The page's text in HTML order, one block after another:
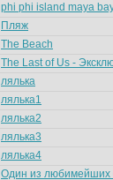
phi phi island maya
Пляж
The Beach
The Last of Us -
лялька
лялька1
лялька2
лялька3
лялька4
Один из любимейших